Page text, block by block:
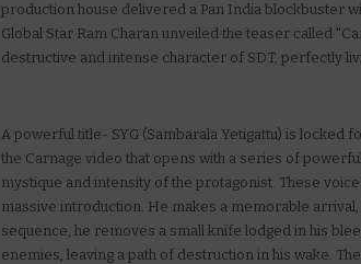
production house delivered a Pan India blockbuster
Global Star Ram Charan unveiled the teaser called
destructive and intense character of SDT, perfectly
A powerful title- SYG (Sambarala Yetigattu) is locked
the Carnage video that opens with a series of
mystique and intensity of the protagonist. These
massive introduction. He makes a memorable
sequence, he removes a small knife lodged in his
enemies, leaving a path of destruction in his wake.